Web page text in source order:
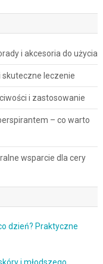
i akcesoria do użycia
skuteczne leczenie
i zastosowanie
– co warto
wsparcie dla cery
dzień? Praktyczne
i młodszego